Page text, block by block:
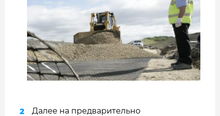
Далее на предварительно